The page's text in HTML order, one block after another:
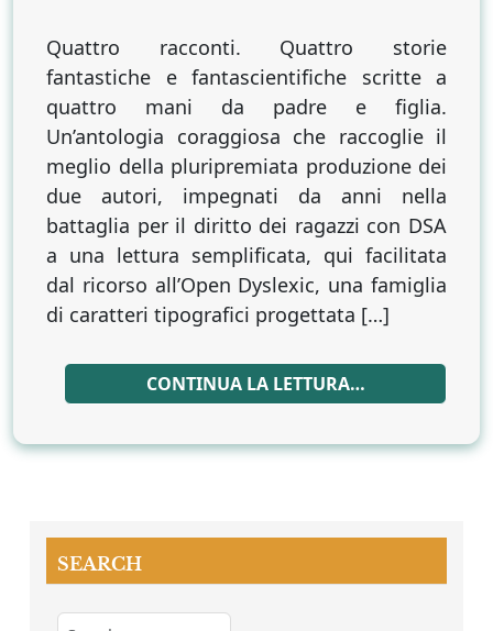
Quattro racconti. Quattro storie
fantastiche e fantascientifiche scritte a
quattro mani da padre e figlia.
Un’antologia coraggiosa che raccoglie il
meglio della pluripremiata produzione dei
due autori, impegnati da anni nella
battaglia per il diritto dei ragazzi con DSA
a una lettura semplificata, qui facilitata
dal ricorso all’Open Dyslexic, una famiglia
di caratteri tipografici progettata […]
CONTINUA LA LETTURA…
SEARCH